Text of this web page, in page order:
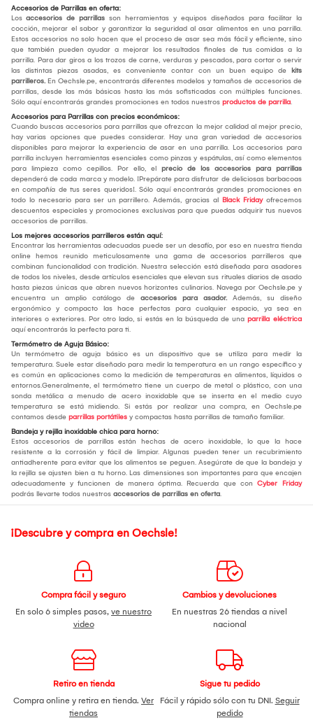
Accesorios de Parrillas en oferta:
Los accesorios de parrillas son herramientas y equipos diseñados para facilitar la
cocción, mejorar el sabor y garantizar la seguridad al asar alimentos en una parrilla.
Estos accesorios no solo hacen que el proceso de asar sea más fácil y eficiente, sino
que también pueden ayudar a mejorar los resultados finales de tus comidas a la
parrilla. Para dar giros a los trozos de carne, verduras y pescados, para cortar o servir
las distintas piezas asadas, es conveniente contar con un buen equipo de kits
parrilleros. En Oechsle.pe, encontrarás diferentes modelos y tamaños de accesorios de
parrillas, desde las más básicas hasta las más sofisticadas con múltiples funciones.
Sólo aquí encontrarás grandes promociones en todos nuestros productos de parrilla.
Accesorios para Parrillas con precios económicos:
Cuando buscas accesorios para parrillas que ofrezcan la mejor calidad al mejor precio,
hay varias opciones que puedes considerar. Hay una gran variedad de accesorios
disponibles para mejorar la experiencia de asar en una parrilla. Los accesorios para
parrilla incluyen herramientas esenciales como pinzas y espátulas, así como elementos
para limpieza como cepillos. Por ello, el precio de los accesorios para parrillas
dependerá de cada marca y modelo. ¡Prepárate para disfrutar de deliciosas barbacoas
en compañía de tus seres queridos!. Sólo aquí encontrarás grandes promociones en
todo lo necesario para ser un parrillero. Además, gracias al Black Fridayofrecemos
descuentos especiales y promociones exclusivas para que puedas adquirir tus nuevos
accesorios de parrillas.
Los mejores accesorios parrilleros están aquí:
Encontrar las herramientas adecuadas puede ser un desafío, por eso en nuestra tienda
online hemos reunido meticulosamente una gama de accesorios parrilleros que
combinan funcionalidad con tradición. Nuestra selección está diseñada para asadores
de todos los niveles, desde artículos esenciales que elevan sus rituales diarios de asado
hasta piezas únicas que abren nuevos horizontes culinarios. Navega por Oechsle.pe y
encuentra un amplio catálogo de accesorios para asador. Además, su diseño
ergonómico y compacto las hace perfectas para cualquier espacio, ya sea en
interiores o exteriores. Por otro lado, si estás en la búsqueda de una parrilla eléctrica
aquí encontrarás la perfecta para ti.
Termómetro de Aguja Básico:
Un termómetro de aguja básico es un dispositivo que se utiliza para medir la
temperatura. Suele estar diseñado para medir la temperatura en un rango específico y
es común en aplicaciones como la medición de temperaturas en alimentos, líquidos o
entornos.Generalmente, el termómetro tiene un cuerpo de metal o plástico, con una
sonda metálica a menudo de acero inoxidable que se inserta en el medio cuyo
temperatura se está midiendo. Si estás por realizar una compra, en Oechsle.pe
contamos desde parrillas portátiles y compactas hasta parrillas de tamaño familiar.
Bandeja y rejilla inoxidable chica para horno:
Estos accesorios de parrillas están hechas de acero inoxidable, lo que la hace
resistente a la corrosión y fácil de limpiar. Algunas pueden tener un recubrimiento
antiadherente para evitar que los alimentos se peguen. Asegúrate de que la bandeja y
la rejilla se ajusten bien a tu horno. Las dimensiones son importantes para que encajen
adecuadamente y funcionen de manera óptima. Recuerda que con Cyber Friday
podrás llevarte todos nuestros accesorios de parrillas en oferta.
¡Descubre y compra en Oechsle!
Compra fácil y seguro
En solo 6 simples pasos, ve nuestro
video
Cambios y devoluciones
En nuestras 26 tiendas a nivel
nacional
Retiro en tienda
Compra online y retira en tienda. Ver
tiendas
Sigue tu pedido
Fácil y rápido sólo con tu DNI. Seguir
pedido